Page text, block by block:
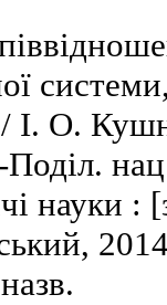
/ І. О.
науки :